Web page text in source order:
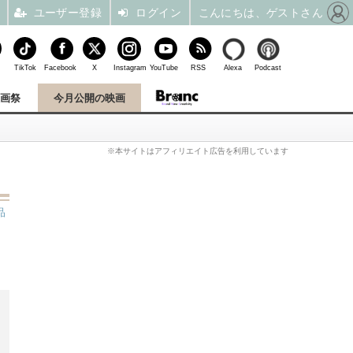
祭 今月公開の映画
※本サイトはアフィリエイト広告を利用しています
TikTok Facebook X Instagram YouTube RSS Alexa Podcast
ユーザー登録 ログイン こんにちは、ゲストさん